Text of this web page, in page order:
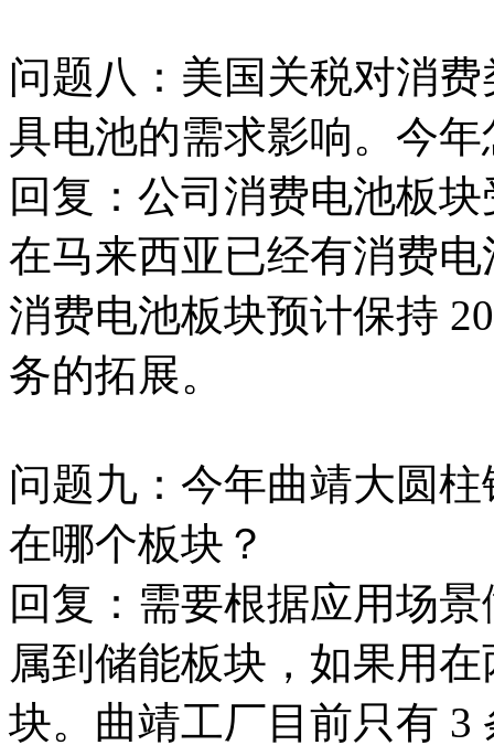
问题八：美国关税对消
具电池的需求影响。今
回复：公司消费电池板
在马来西亚已经有消费
消费电池板块预计保持
务的拓展。
问题九：今年曲靖大圆
在哪个板块？
回复：需要根据应用场
属到储能板块，如果用
块。曲靖工厂目前只有 3